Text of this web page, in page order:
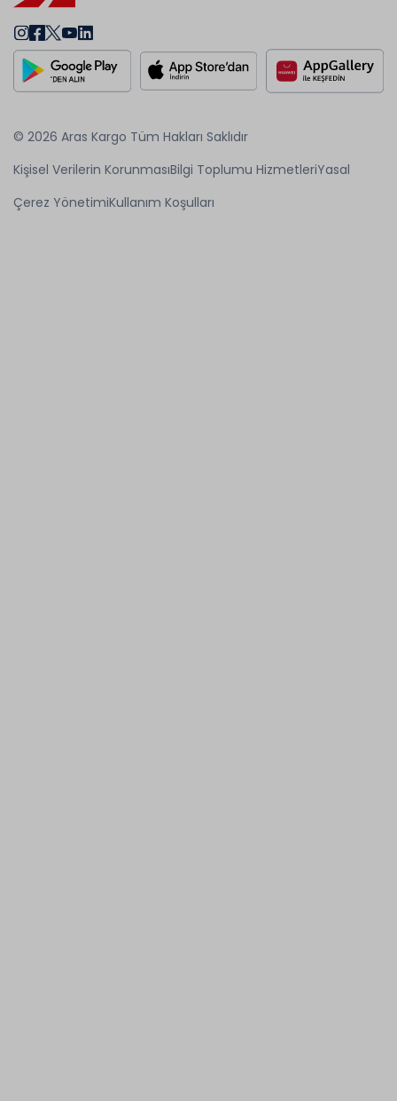
© 2026 Aras Kargo Tüm Hakları Saklıdır
Kişisel Verilerin KorunmasıBilgi Toplumu HizmetleriYasal
Çerez YönetimiKullanım Koşulları